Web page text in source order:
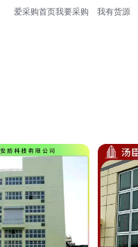
爱采购首页我要采购 我有货源